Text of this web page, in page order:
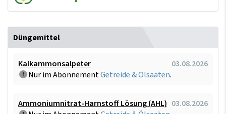
Düngemittel
Kalkammonsalpeter
03.08.2026
Nur im AbonnementGetreide & Ölsaaten.
Ammoniumnitrat-Harnstoff Lösung (AHL) 03.08.2026